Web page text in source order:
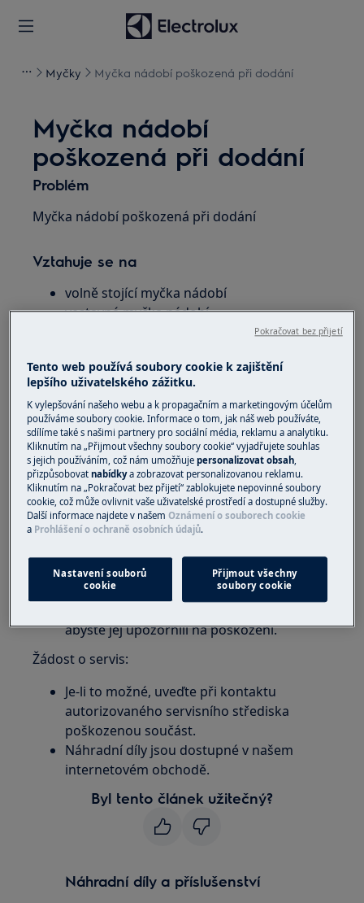
Myčky Myčka nádobí poškozená při dodání
Myčka nádobí
poškozená při dodání
Problém
Myčka nádobí poškozená při dodání
Vztahuje se na
volně stojící myčka nádobí
vestavná myčka nádobí
Objevení poškození při rozbalování spotřebiče:
Nepokoušejte se spotřebič zapojit nebo
používat.
Obraťte se okamžitě na prodejce
spotřebiče, abyste jej upozornili, že byl
spotřebič poškozen během dodání.
Telefonní číslo prodejce naleznete na
Objevení poškození po instalaci / prvním použití:
abyste jej upozornili na poškození.
Žádost o servis:
Je-li to možné, uveďte při kontaktu
autorizovaného servisního střediska
poškozenou součást.
Náhradní díly jsou dostupné v našem
internetovém obchodě.
Byl tento článek užitečný?
Náhradní díly a příslušenství
Tento web používá soubory cookie k zajištění
lepšího uživatelského zážitku.
K vylepšování našeho webu a k propagačním a marketingovým účelům
používáme soubory cookie. Informace o tom, jak náš web používáte,
sdílíme také s našimi partnery pro sociální média, reklamu a analytiku.
Kliknutím na „Přijmout všechny soubory cookie“ vyjadřujete souhlas
s jejich používáním, což nám umožňujepersonalizovat obsah,
přizpůsobovatnabídkya zobrazovat personalizovanou reklamu.
Kliknutím na „Pokračovat bez přijetí“ zablokujete nepovinné soubory
cookie, což může ovlivnit vaše uživatelské prostředí a dostupné služby.
Další informace najdete v našemOznámení o souborech cookie
a Prohlášení o ochraně osobních údajů.
Nastavení souborů
cookie
Přijmout všechny
soubory cookie
Pokračovat bez přijetí